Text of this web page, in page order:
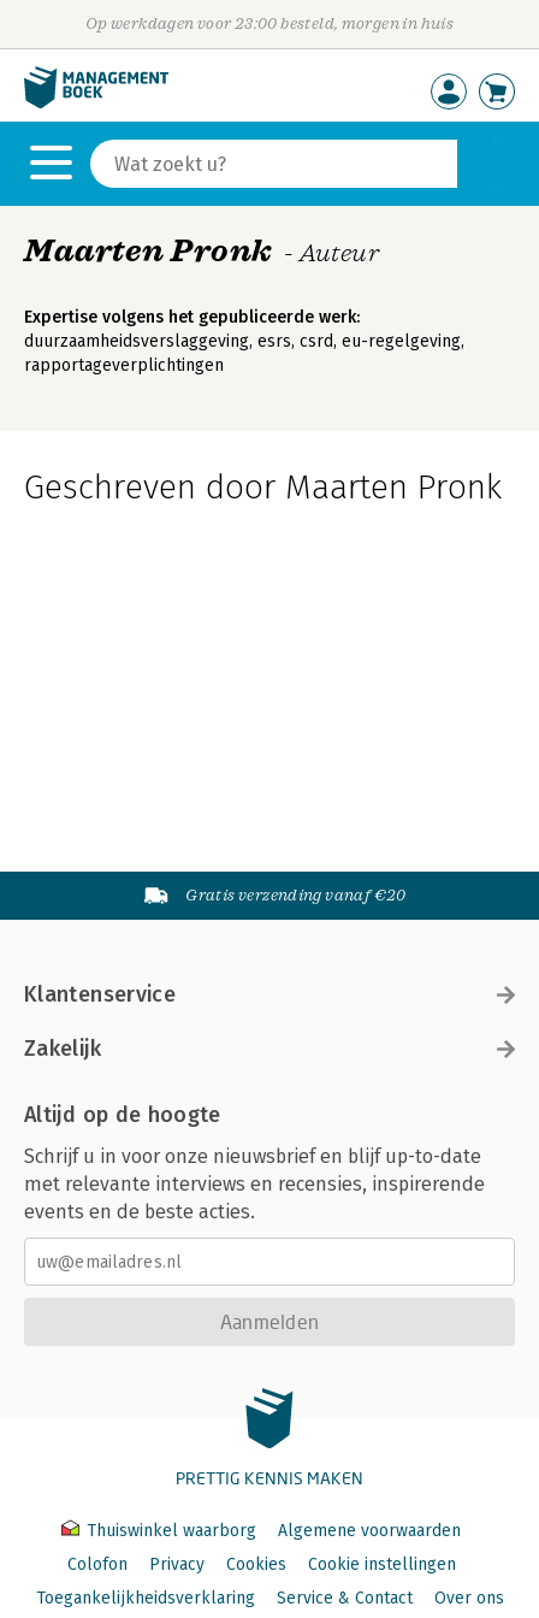
Op werkdagen voor 23:00 besteld, morgen in huis
Maarten Pronk - Auteur
Expertise volgens het gepubliceerde werk:
duurzaamheidsverslaggeving, esrs, csrd, eu-regelgeving,
rapportageverplichtingen
Geschreven door Maarten Pronk
Gratis verzending vanaf €20
Klantenservice
Zakelijk
Altijd op de hoogte
Schrijf u in voor onze nieuwsbrief en blijf up-to-date
met relevante interviews en recensies, inspirerende
events en de beste acties.
Aanmelden
PRETTIG KENNIS MAKEN
Thuiswinkel waarborg
Algemene voorwaarden
Colofon
Privacy Cookies
Cookie instellingen
Toegankelijkheidsverklaring
Service & Contact Over ons